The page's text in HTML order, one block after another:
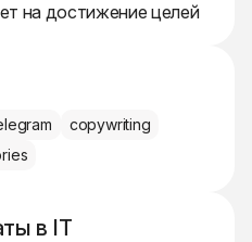
на достижение целей
copywriting
в IT